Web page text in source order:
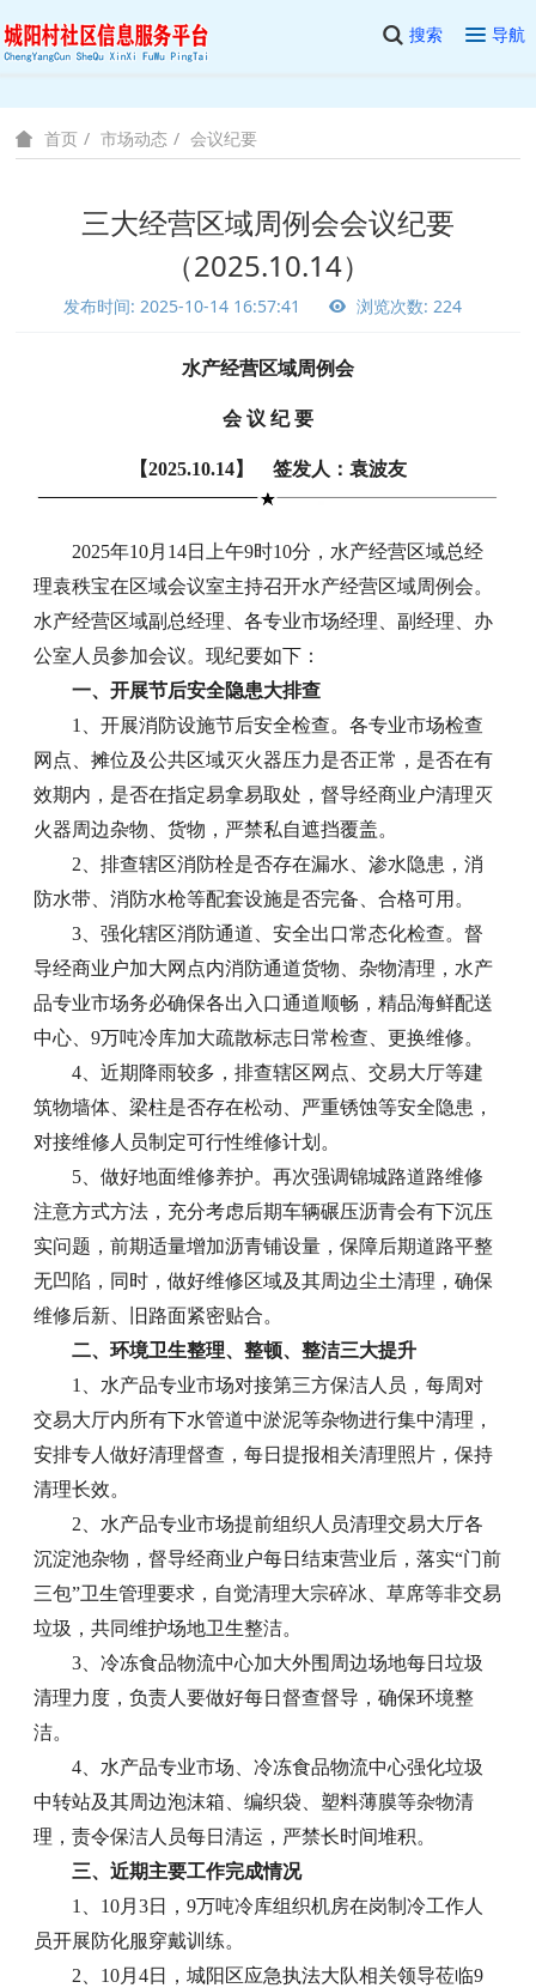
搜索 导航
首页 市场动态 会议纪要
三大经营区域周例会会议纪要
（2025.10.14）
发布时间: 2025-10-14 16:57:41 浏览次数: 224
水产经营区域周例会
会 议 纪 要
【2025.10.14】 签发人：袁波友
2025年10月14日上午9时10分，水产经营区域总经
理袁秩宝在区域会议室主持召开水产经营区域周例会。
水产经营区域副总经理、各专业市场经理、副经理、办
公室人员参加会议。现纪要如下：
一、开展节后安全隐患大排查
1、开展消防设施节后安全检查。各专业市场检查
网点、摊位及公共区域灭火器压力是否正常，是否在有
效期内，是否在指定易拿易取处，督导经商业户清理灭
火器周边杂物、货物，严禁私自遮挡覆盖。
2、排查辖区消防栓是否存在漏水、渗水隐患，消
防水带、消防水枪等配套设施是否完备、合格可用。
3、强化辖区消防通道、安全出口常态化检查。督
导经商业户加大网点内消防通道货物、杂物清理，水产
品专业市场务必确保各出入口通道顺畅，精品海鲜配送
中心、9万吨冷库加大疏散标志日常检查、更换维修。
4、近期降雨较多，排查辖区网点、交易大厅等建
筑物墙体、梁柱是否存在松动、严重锈蚀等安全隐患，
对接维修人员制定可行性维修计划。
5、做好地面维修养护。再次强调锦城路道路维修
注意方式方法，充分考虑后期车辆碾压沥青会有下沉压
实问题，前期适量增加沥青铺设量，保障后期道路平整
无凹陷，同时，做好维修区域及其周边尘土清理，确保
维修后新、旧路面紧密贴合。
二、环境卫生整理、整顿、整洁三大提升
1、水产品专业市场对接第三方保洁人员，每周对
交易大厅内所有下水管道中淤泥等杂物进行集中清理，
安排专人做好清理督查，每日提报相关清理照片，保持
清理长效。
2、水产品专业市场提前组织人员清理交易大厅各
沉淀池杂物，督导经商业户每日结束营业后，落实“门前
三包”卫生管理要求，自觉清理大宗碎冰、草席等非交易
垃圾，共同维护场地卫生整洁。
3、冷冻食品物流中心加大外围周边场地每日垃圾
清理力度，负责人要做好每日督查督导，确保环境整
洁。
4、水产品专业市场、冷冻食品物流中心强化垃圾
中转站及其周边泡沫箱、编织袋、塑料薄膜等杂物清
理，责令保洁人员每日清运，严禁长时间堆积。
三、近期主要工作完成情况
1、10月3日，9万吨冷库组织机房在岗制冷工作人
员开展防化服穿戴训练。
2、10月4日，城阳区应急执法大队相关领导莅临9